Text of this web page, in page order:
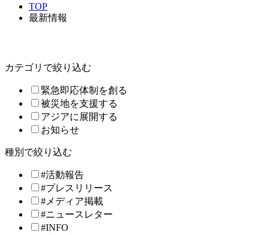
TOP
最新情報
カテゴリで絞り込む
緊急即応体制を創る
被災地を支援する
アジアに展開する
お知らせ
種別で絞り込む
#活動報告
#プレスリリース
#メディア掲載
#ニュースレター
#INFO